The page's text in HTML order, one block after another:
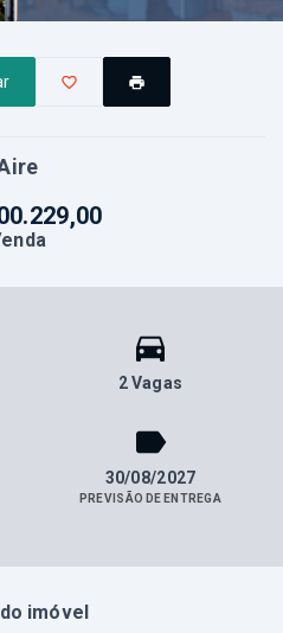
2 Vagas
30/08/2027
PREVISÃO DE ENTREGA
imóvel